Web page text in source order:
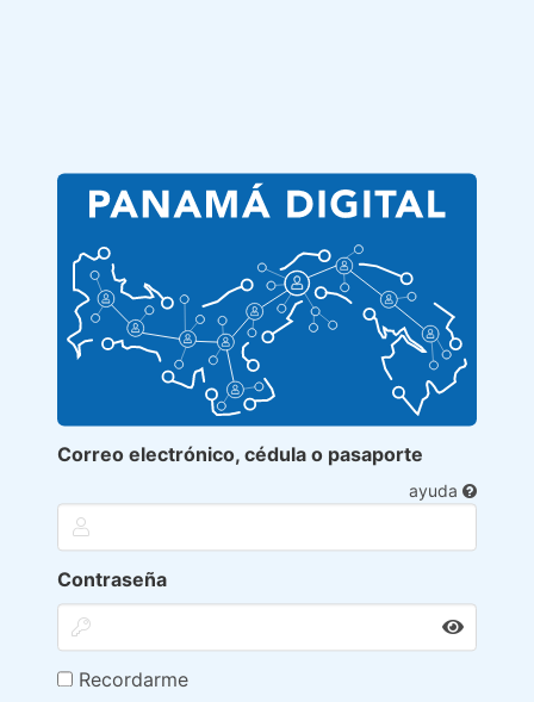
Correo electrónico, cédula o pasaporte
ayuda
Contraseña
Recordarme